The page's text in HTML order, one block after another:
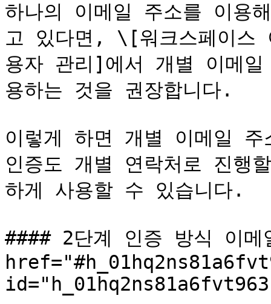
하나의 이메일 주소를 이용
고 있다면, \[워크스페이스
용자 관리]에서 개별 이메
용하는 것을 권장합니다.
이렇게 하면 개별 이메일
인증도 개별 연락처로 진행
하게 사용할 수 있습니다.
#### 2단계 인증 방식 이메